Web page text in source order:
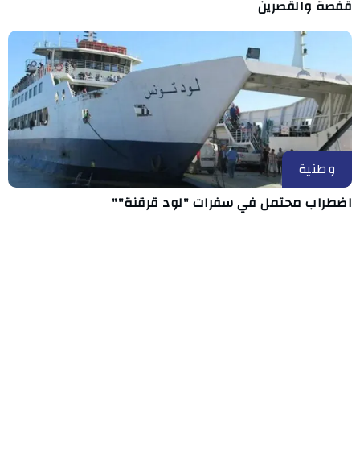
قفصة والقصرين
وطنية
اضطراب محتمل في سفرات "لود قرقنة""